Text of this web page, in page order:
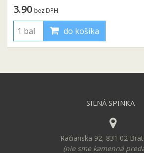
3.90 bez DPH
do košíka
SILNÁ SPINKA
Račianska 92, 831 02
(nie sme kamenná